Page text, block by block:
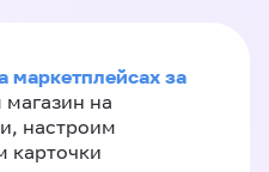
маркетплейсах за
магазин на
настроим
карточки